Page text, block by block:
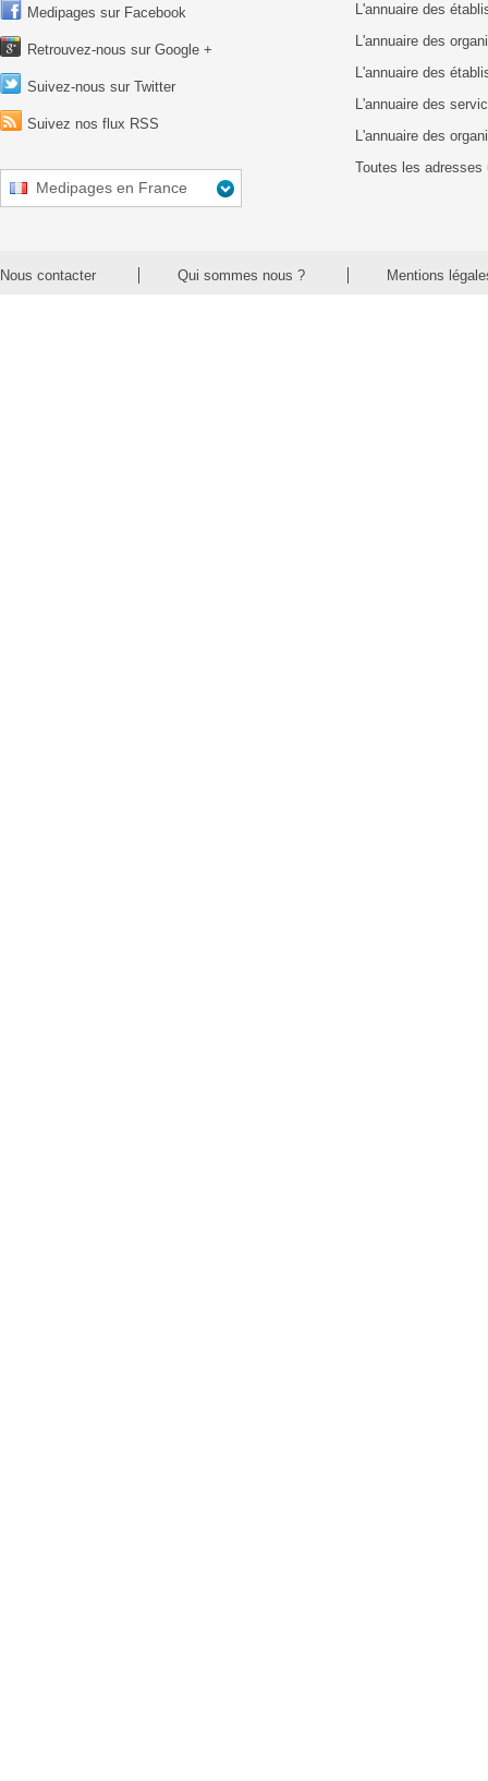
Medipages sur Facebook
Retrouvez-nous sur Google +
Suivez-nous sur Twitter
Suivez nos flux RSS
Medipages en France
L'annuaire des
L'annuaire des
L'annuaire des
L'annuaire des
L'annuaire des
Toutes les adresses
Nous contacter Qui sommes nous ? Mentions